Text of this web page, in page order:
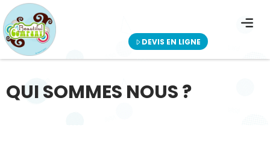
DEVIS EN LIGNE
QUI SOMMES NOUS ?